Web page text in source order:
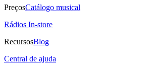
PreçosCatálogo musical
Rádios In-store
RecursosBlog
Central de ajuda